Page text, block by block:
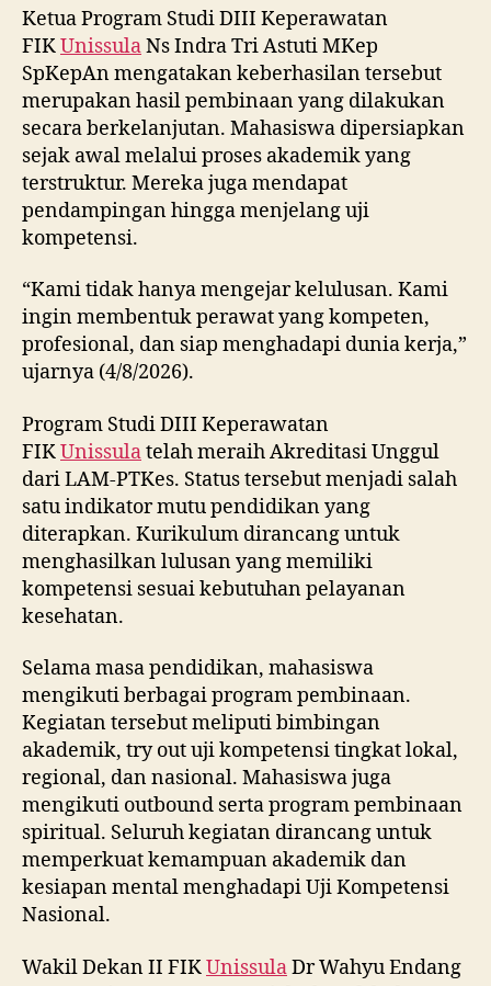
terstruktur. Mereka juga mendapat
pendampingan hingga menjelang uji
kompetensi.
“Kami tidak hanya mengejar kelulusan. Kami
ingin membentuk perawat yang kompeten,
profesional, dan siap menghadapi dunia kerja,”
ujarnya (4/8/2026).
Program Studi DIII Keperawatan
FIKUnissulatelah meraih Akreditasi Unggul
dari LAM-PTKes. Status tersebut menjadi salah
satu indikator mutu pendidikan yang
diterapkan. Kurikulum dirancang untuk
kompetensi sesuai kebutuhan pelayanan
kesehatan.
Selama masa pendidikan, mahasiswa
mengikuti berbagai program pembinaan.
Kegiatan tersebut meliputi bimbingan
akademik, try out uji kompetensi tingkat lokal,
regional, dan nasional. Mahasiswa juga
spiritual. Seluruh kegiatan dirancang untuk
memperkuat kemampuan akademik dan
kesiapan mental menghadapi Uji Kompetensi
Nasional.
Wakil Dekan II FIKUnissulaDr Wahyu Endang
Setyowati SKM MKep menjelaskan fakultas
memiliki jejaring kerja sama yang luas.
FIKUnissulabekerja sama dengan 32 rumah
sakit di Indonesia. Selain itu terdapat sembilan
dan Timur Tengah.